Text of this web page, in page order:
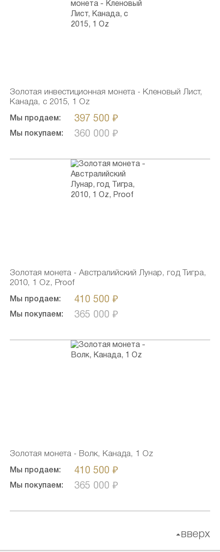
Золотая инвестиционная монета - Кленовый Лист,
Канада, c 2015, 1 Oz
Мы продаем: 397 500 ₽
Мы покупаем: 360 000 ₽
Золотая монета - Австралийский Лунар, год Тигра,
2010, 1 Oz, Proof
Мы продаем: 410 500 ₽
Мы покупаем: 365 000 ₽
Золотая монета - Волк, Канада, 1 Oz
Мы продаем: 410 500 ₽
Мы покупаем: 365 000 ₽
вверх